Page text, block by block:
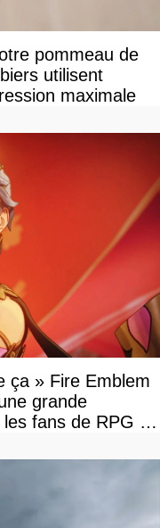
pommeau de
utilisent
maximale
ça » Fire Emblem
grande
fans de RPG en